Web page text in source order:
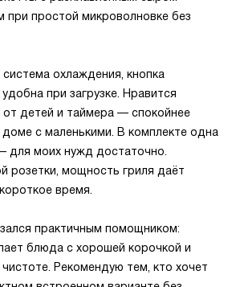
при простой микроволновке без
система охлаждения, кнопка
при загрузке. Нравится
от детей и таймера — спокойнее
с маленькими. В комплекте одна
для моих нужд достаточно.
розетки, мощность гриля даёт
время.
практичным помощником:
блюда с хорошей корочкой и
Рекомендую тем, кто хочет